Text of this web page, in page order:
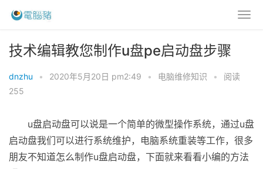
技术编辑教您制作u盘pe启动盘步骤
dnzhu • 2020年5月20日 pm2:49 • 电脑维修知识 •
阅读
255
u盘启动盘可以说是一个简单的微型操作系统，通过u盘
启动盘我们可以进行系统维护，电脑系统重装等工作，很多
朋友不知道怎么制作u盘启动盘，下面就来看看小编的方法